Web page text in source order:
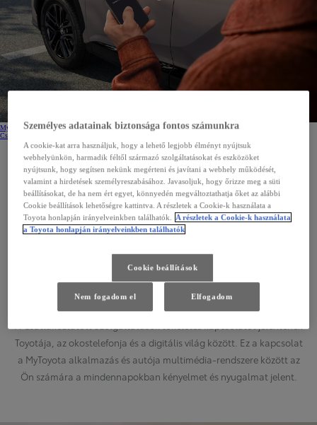
MyToyota alkalmazás letöltése(Opens in new window)
Csatlakoztatott Szolgáltatások kereső
Okosabb csatlakozás
Maradjon biztonságban,
legyen tájékozott, és tartsa
kézben az irányítást a Toyota
Csatlakoztatott
Szolgáltatásokkal
Toyotája, az okostelefonja és a digitális világ között. Ez a kapcsolat
a MyToyota alkalmazás és autója multimédia-rendszere között az
Ön számára a mindennapokban kényelmet és nyugalmat jelent.
Személyes adatainak biztonsága fontos számunkra
A cookie-kat arra használjuk, hogy a lehető legjobb élményt nyújtsuk
webhelyünkön, harmadik féltől származó szolgáltatásokat és eszközöket
nyújtsunk, hogy segítsen nekünk megérteni és javítani a webhely működését,
valamint a hirdetések személyreszabásához. Javasoljuk, hogy őrizze meg a süti
beállításokat, de ha nem ért egyet, könnyedén megváltoztathatja őket az alábbi
Cookie beállítások lehetőségre kattintva. A részletek a Cookie-k használata a
Toyota honlapján irányelveinkben találhatók.
A részletek a Cookie-k használata
a Toyota honlapján irányelveinkben találhatók
Cookie beállítások
Nem fogadom el Elfogadom